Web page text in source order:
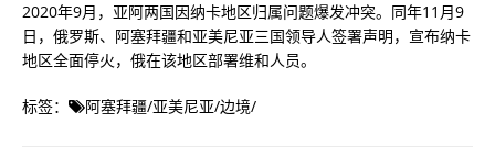
2020年9月，亚阿两国因纳卡地区归属问题爆发冲突。同年11月9
日，俄罗斯、阿塞拜疆和亚美尼亚三国领导人签署声明，宣布纳卡
地区全面停火，俄在该地区部署维和人员。
标签： 阿塞拜疆/亚美尼亚/边境/